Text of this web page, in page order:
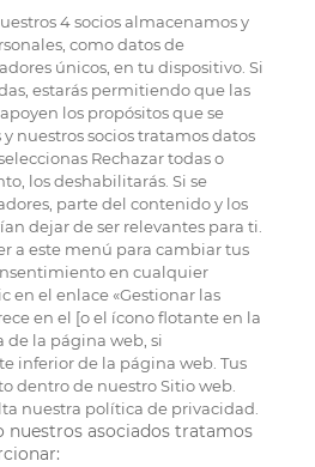
4socios almacenamos y
como datos de
únicos, en tu dispositivo. Si
estarás permitiendo que las
los propósitos que se
nuestros socios tratamos datos
Rechazar todas o
los deshabilitarás. Si se
parte del contenido y los
dejar de ser relevantes para ti.
a este menú para cambiar tus
en cualquier
en el enlace «Gestionar las
en el [o el ícono flotante en la
la página web, si
inferior de la página web. Tus
dentro de nuestro Sitio web.
nuestra política de privacidad.
nuestros asociados tratamos